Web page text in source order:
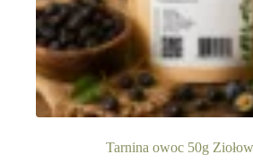
Tarnina owoc 50g